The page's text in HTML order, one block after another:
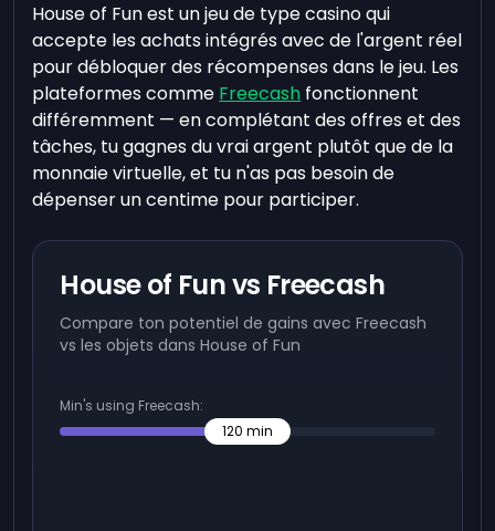
House of Fun est un jeu de type casino qui
accepte les achats intégrés avec de l'argent réel
pour débloquer des récompenses dans le jeu. Les
plateformes comme Freecash fonctionnent
différemment — en complétant des offres et des
tâches, tu gagnes du vrai argent plutôt que de la
monnaie virtuelle, et tu n'as pas besoin de
dépenser un centime pour participer.
House of Fun vs Freecash
Compare ton potentiel de gains avec Freecash
vs les objets dans House of Fun
Min's using Freecash:
120 min